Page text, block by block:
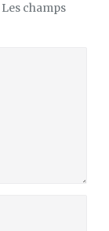
Les champs